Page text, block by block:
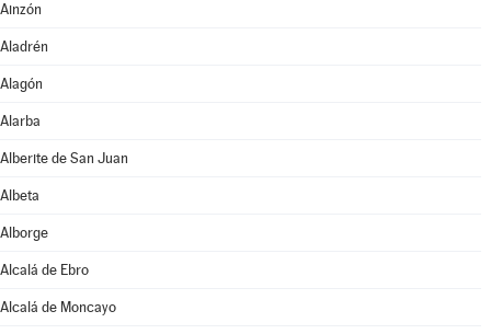
Ainzón
Aladrén
Alagón
Alarba
Alberite de San Juan
Albeta
Alborge
Alcalá de Ebro
Alcalá de Moncayo